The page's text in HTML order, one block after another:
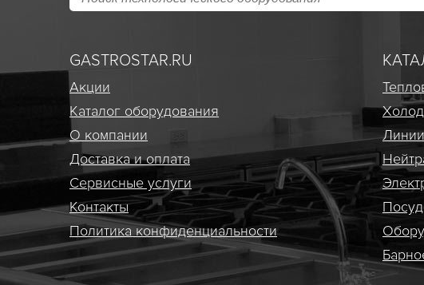
GASTROSTAR.RU
Акции
Каталог оборудования
О компании
Доставка и оплата
Сервисные услуги
Контакты
Политика конфиденциальности